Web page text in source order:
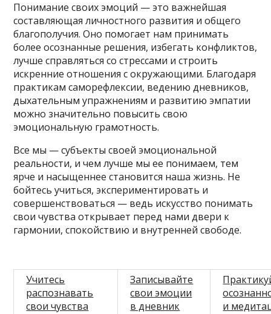
Понимание своих эмоций — это важнейшая
составляющая личностного развития и общего
благополучия. Оно помогает нам принимать
более осознанные решения, избегать конфликтов,
лучше справляться со стрессами и строить
искренние отношения с окружающими. Благодаря
практикам саморефлексии, ведению дневников,
дыхательным упражнениям и развитию эмпатии
можно значительно повысить свою
эмоциональную грамотность.
Все мы — субъекты своей эмоциональной
реальности, и чем лучше мы ее понимаем, тем
ярче и насыщеннее становится наша жизнь. Не
бойтесь учиться, экспериментировать и
совершенствоваться — ведь искусство понимать
свои чувства открывает перед нами двери к
гармонии, спокойствию и внутренней свободе.
Учитесь
распознавать
свои чувства
Записывайте
свои эмоции
в дневник
и